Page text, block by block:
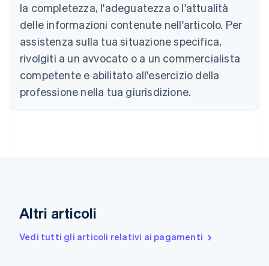
la completezza, l'adeguatezza o l'attualità
delle informazioni contenute nell'articolo. Per
assistenza sulla tua situazione specifica,
rivolgiti a un avvocato o a un commercialista
competente e abilitato all'esercizio della
professione nella tua giurisdizione.
Altri articoli
Vedi tutti gli articoli relativi ai pagamenti
Brasile
PortuguêsEnglish
Bulgaria
English
Canada
EnglishFrançais
Cina continentale
简体中文English
Cipro
English
Finlandia